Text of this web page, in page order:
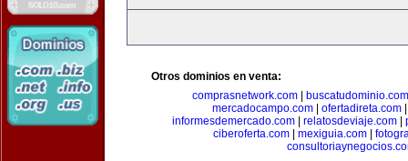
Otros dominios en venta:
comprasnetwork.com
buscatudominio.com
mercadocampo.com| ofertadireta.com
informesdemercado.com| relatosdeviaje.com|
ciberoferta.com
mexiguia.com